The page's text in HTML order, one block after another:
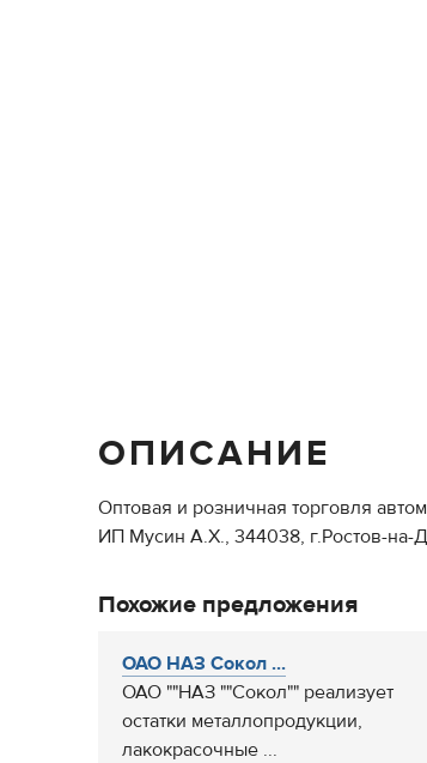
ОПИСАНИЕ
Оптовая и розничная торговля
ИП Мусин А.Х., 344038, г.Ростов-на-
Похожие предложения
ОАО НАЗ Сокол ...
ОАО ""НАЗ ""Сокол"" реализует
остатки металлопродукции,
лакокрасочные ...